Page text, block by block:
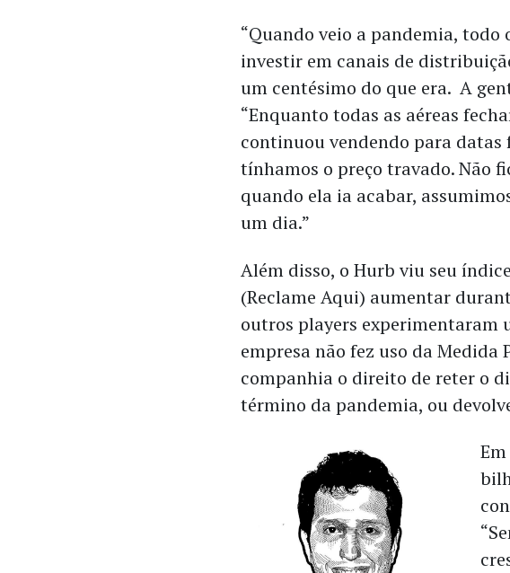
“Quando veio a pandemia,
investir em canais de
um centésimo do que era. A
“Enquanto todas as aéreas
continuou vendendo para datas
tínhamos o preço travado. Não
quando ela ia acabar,
um dia.”
Além disso, o Hurb viu seu
(Reclame Aqui) aumentar
outros players experimentaram
empresa não fez uso da Medida
companhia o direito de reter o
término da pandemia, ou